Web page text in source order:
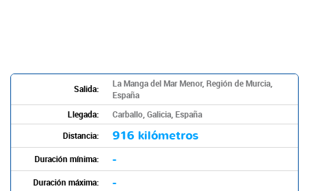
Salida:
La Manga del Mar Menor, Región de Murcia,
España
Llegada:
Carballo, Galicia, España
Distancia:
916 kilómetros
Duración mínima: -
Duración máxima: -